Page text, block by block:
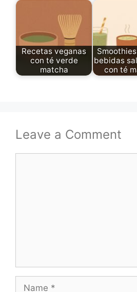
Recetas veganas
con té verde
matcha
bebidas
con té
Leave a Comment